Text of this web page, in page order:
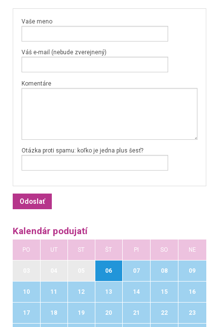
Vaše meno
Váš e-mail (nebude zverejnený)
Komentáre
Otázka proti spamu: koľko je jedna plus šesť?
Kalendár podujatí
PO UT ST ŠT PI SO NE
06 07 08 09
10 11 12 13 14 15 16
17 18 19 20 21 22 23